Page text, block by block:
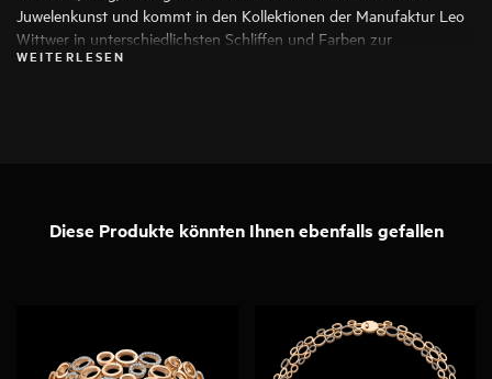
Juwelenkunst und kommt in den Kollektionen der Manufaktur Leo
Wittwer in unterschiedlichsten Schliffen und Farben zur
Anwendung, die seine Schönheit auf die Spitze treiben. Es werden
WEITERLESEN
Diese Produkte könnten Ihnen ebenfalls gefallen